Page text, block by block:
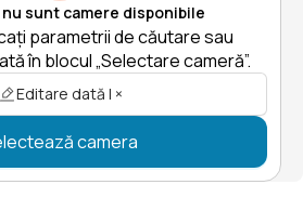
nu sunt camere disponibile
parametrii de căutare sau
în blocul „Selectare cameră”.
Editare dată | ×
camera